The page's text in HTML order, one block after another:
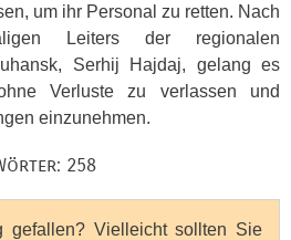
um ihr Personal zu retten. Nach
Leiters der regionalen
Serhij Hajdaj, gelang es
Verluste zu verlassen und
einzunehmen.
258
gefallen? Vielleicht sollten Sie